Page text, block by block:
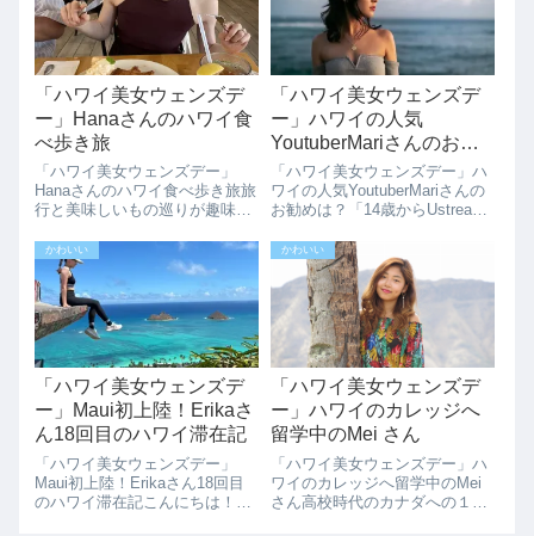
お邪魔します♡@arinko...
てます♡コロナ禍明け以降は年
1回以上でハワ...
「ハワイ美女ウェンズデ
ー」Hanaさんのハワイ食
べ歩き旅
「ハワイ美女ウェンズデー」
Hanaさんのハワイ食べ歩き旅旅
行と美味しいもの巡りが趣味の
をインタビューさせていただき
ました。都内在住28歳の会社員
です。大学3年までは神奈川県
の逗子に住んでいました。その
ため海は...
「ハワイ美女ウェンズデ
ー」ハワイの人気
YoutuberMariさんのお勧
めは？
「ハワイ美女ウェンズデー」ハ
ワイの人気YoutuberMariさんの
お勧めは？「14歳からUstream
て、選曲は80年代が好き。昨年
からDJ Bee Hawaiiという
YouTubeチャンネルを始めて現
在はハ...
かわいい
「ハワイ美女ウェンズデ
ー」Maui初上陸！Erikaさ
ん18回目のハワイ滞在記
「ハワイ美女ウェンズデー」
Maui初上陸！Erikaさん18回目
のハワイ滞在記こんにちは！ハ
かわいい
「ハワイ美女ウェンズデ
ー」ハワイのカレッジへ
留学中のMei さん
「ハワイ美女ウェンズデー」ハ
ワイのカレッジへ留学中のMei
さん高校時代のカナダへの１年